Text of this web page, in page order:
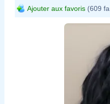
Ajouter aux favoris (609